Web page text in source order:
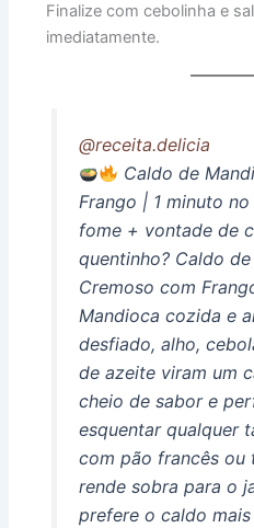
Finalize com cebolinha e
imediatamente.
@receita.delicia
Caldo de
Frango | 1 minuto
fome + vontade de
quentinho? Caldo
Cremoso com
Mandioca cozida e
desfiado, alho,
de azeite viram um
cheio de sabor e
esquentar qualquer
com pão francês ou
rende sobra para o
prefere o caldo